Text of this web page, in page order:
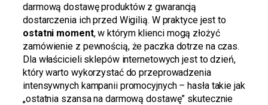
darmową dostawę produktów z gwarancją
dostarczenia ich przed Wigilią. W praktyce jest to
ostatni moment, w którym klienci mogą złożyć
zamówienie z pewnością, że paczka dotrze na czas.
Dla właścicieli sklepów internetowych jest to dzień,
który warto wykorzystać do przeprowadzenia
intensywnych kampanii promocyjnych – hasła takie jak
„ostatnia szansa na darmową dostawę” skutecznie